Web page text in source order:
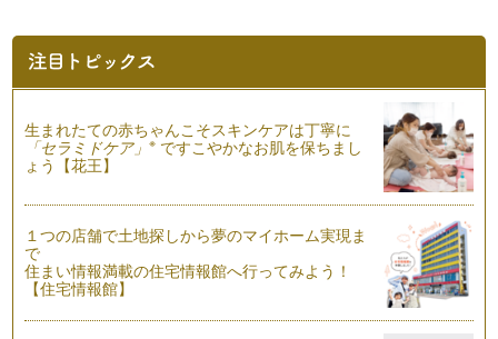
の抗菌作用を消臭…
いつものお風呂をもっと楽しむアロマ＆ハーブのバスフィズ作
長かった夏休みも終わり、そろそろ日常に戻りつつある我が
家。 そんな我が家で年中大活…
ハーブで作る家庭の味
まだまだ暑さが厳しい毎日ですが、みなさんも夏を満喫されて
いることと思います。 …
夏にカラダが欲するハーブティー
みなさんは、ハーブティーを日常的に飲まれますか？ ハーブ
などの芳香植物は…
生まれたての赤ちゃんこそスキンケアは丁寧に
「セラミドケア」※ ですこやかなお肌を保ちまし
ょう【花王】
１つの店舗で土地探しから夢のマイホーム実現ま
で
住まい情報満載の住宅情報館へ行ってみよう！
【住宅情報館】